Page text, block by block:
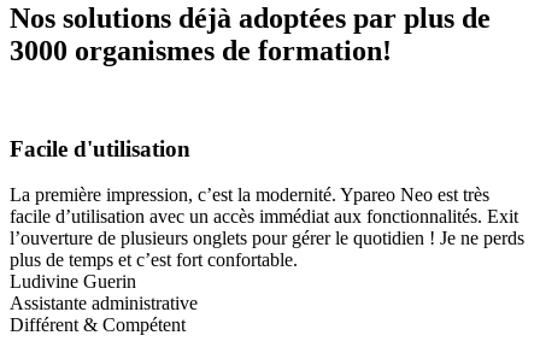
Nos solutions déjà adoptées par plus de
3000 organismes de formation!
Facile d'utilisation
La première impression, c’est la modernité. Ypareo Neo est très
facile d’utilisation avec un accès immédiat aux fonctionnalités. Exit
l’ouverture de plusieurs onglets pour gérer le quotidien ! Je ne perds
plus de temps et c’est fort confortable.
Ludivine Guerin
Assistante administrative
Différent & Compétent